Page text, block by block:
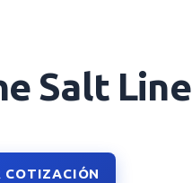
Salt Line
COTIZACIÓN